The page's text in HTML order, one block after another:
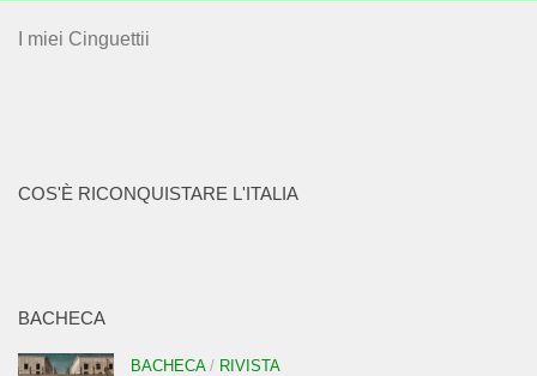
I miei Cinguettii
COS'È RICONQUISTARE L'ITALIA
BACHECA
BACHECA/ RIVISTA